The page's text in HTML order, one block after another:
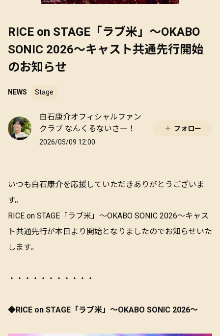
RICE on STAGE「ラブ米」～OKABO
SONIC 2026～キャスト共通先行開始
のお知らせ
NEWS Stage
白石康介オフィシャルファン
クラブ なんくるないさー！
2026/05/09 12:00
フォロー
いつも白石康介を応援していただきありがとうございま
す。
RICE on STAGE「ラブ米」～OKABO SONIC 2026～キャス
ト共通先行が本日より開始となりましたのでお知らせいた
します。
・・・・・・・・・・・
◆RICE on STAGE「ラブ米」～OKABO SONIC 2026～